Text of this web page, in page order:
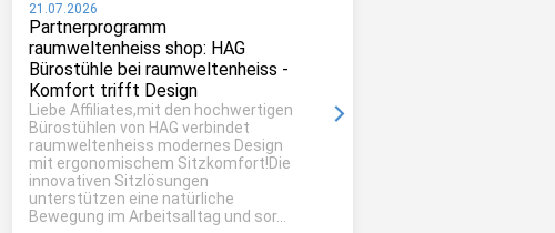
21.07.2026
Partnerprogramm
raumweltenheiss shop: HAG
Bürostühle bei raumweltenheiss -
Komfort trifft Design
Liebe Affiliates,mit den hochwertigen
Bürostühlen von HAG verbindet
raumweltenheiss modernes Design
mit ergonomischem Sitzkomfort!Die
innovativen Sitzlösungen
unterstützen eine natürliche
Bewegung im Arbeitsalltag und sor...